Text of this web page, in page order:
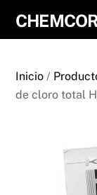
Inicio /
de cloro total